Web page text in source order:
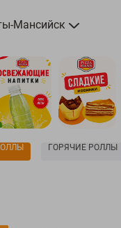
Мансийск
ГОРЯЧИЕ РОЛЛЫ